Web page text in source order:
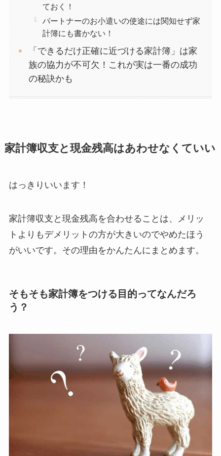
ておく！
パートナーのお小遣いの使途には関知せず家
計簿にも書かない！
「できるだけ正確に近づける家計簿」は家
族の協力が不可欠！これが実は一番の成功
の秘訣かも
家計簿収支と現金残高はあわせなくていい
はっきりいいます！
家計簿収支と現金残高を合わせることは、メリッ
トよりもデメリットの方が大きいのでやめたほう
がいいです。その理由をかんたんにまとめます。
そもそも家計簿をつける目的ってなんだろ
う？